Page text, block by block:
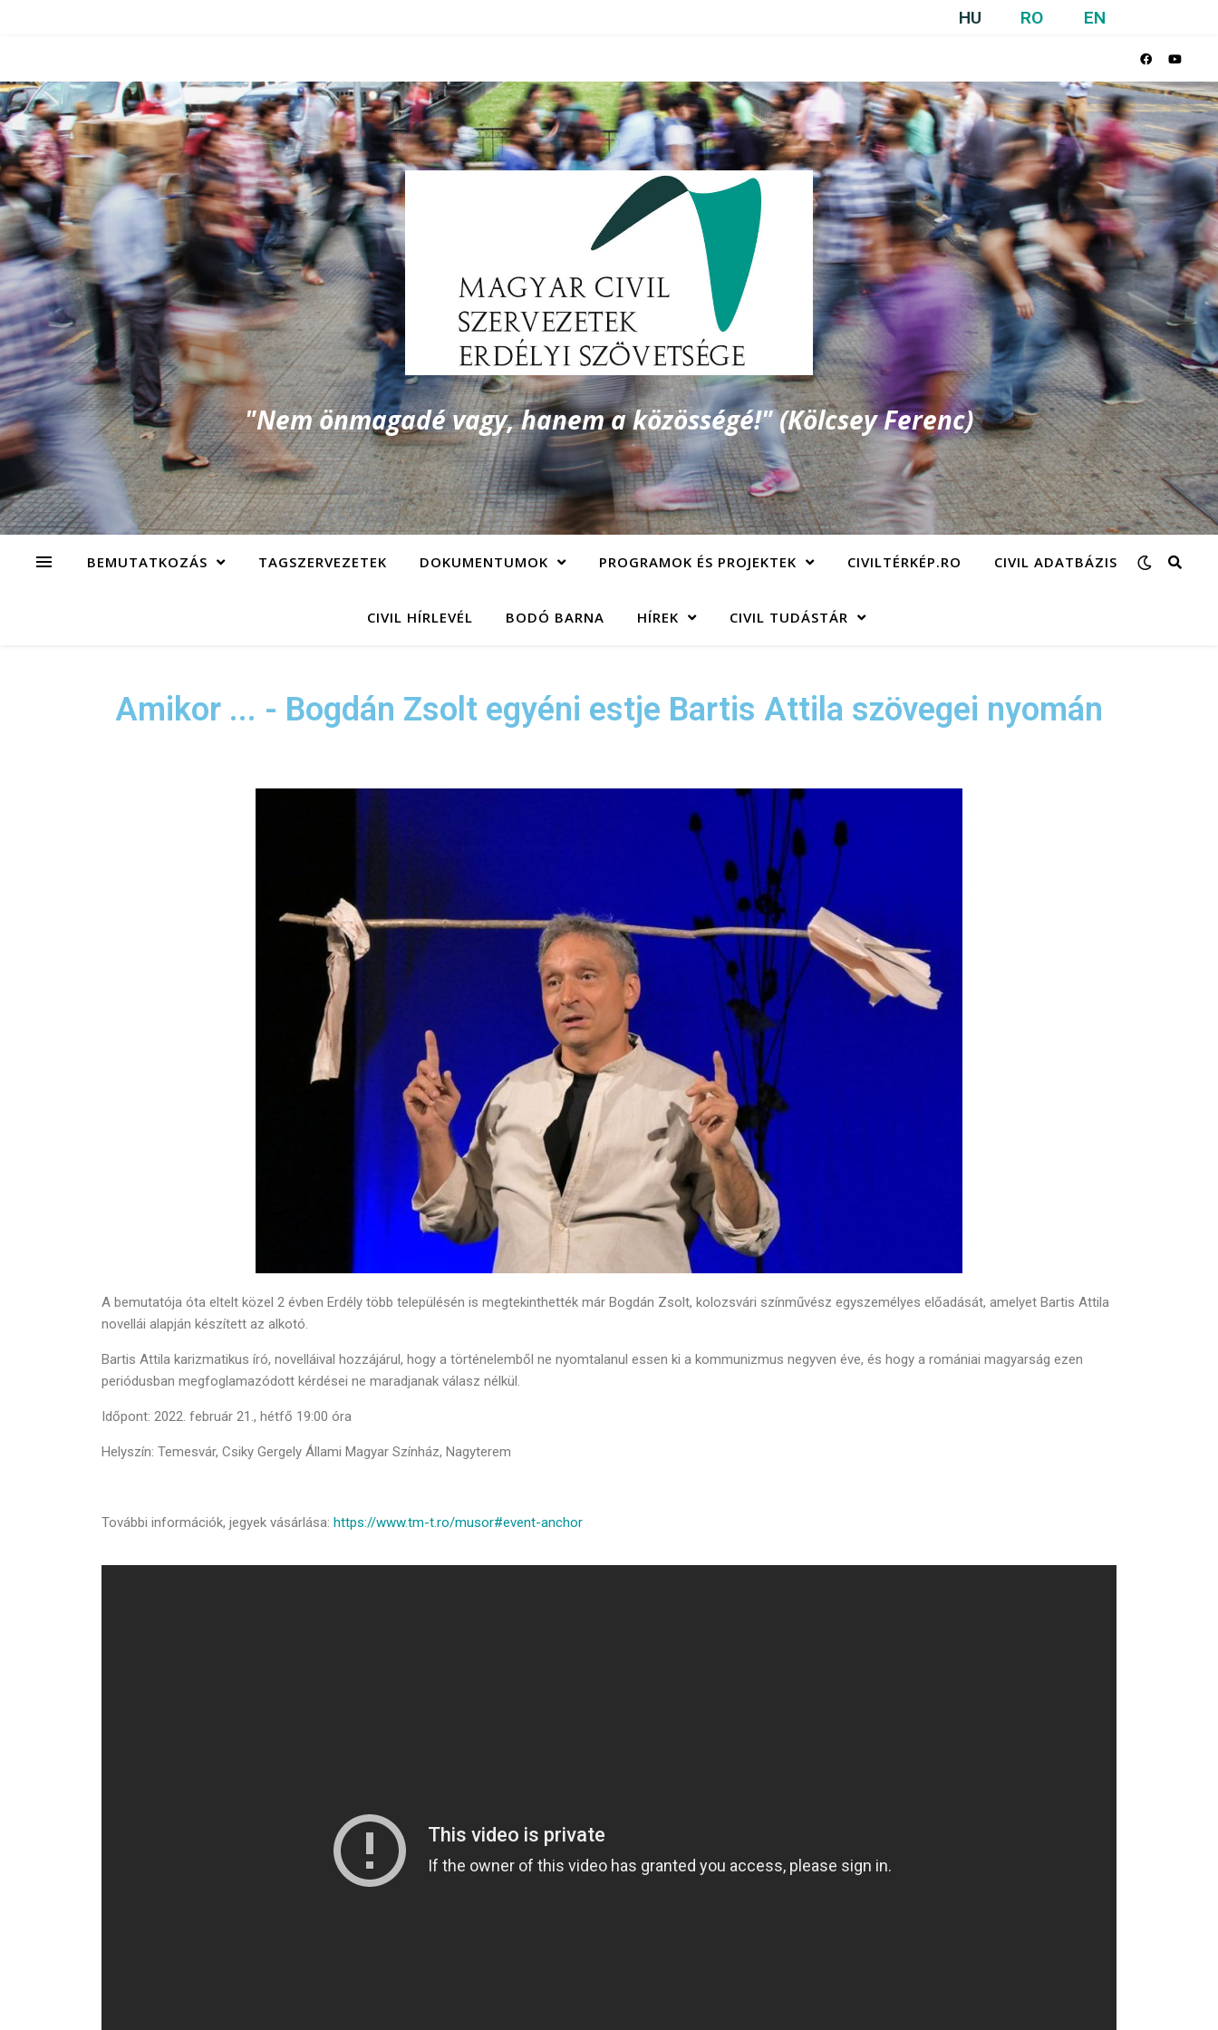
HU RO EN
"Nem önmagadé vagy, hanem a közösségé!" (Kölcsey Ferenc)
BEMUTATKOZÁS TAGSZERVEZETEK DOKUMENTUMOK PROGRAMOK ÉS PROJEKTEK CIVILTÉRKÉP.RO CIVIL ADATBÁZIS
CIVIL HÍRLEVÉL BODÓ BARNA HÍREK CIVIL TUDÁSTÁR
Amikor ... - Bogdán Zsolt egyéni estje Bartis Attila szövegei nyomán
A bemutatója óta eltelt közel 2 évben Erdély több településén is megtekinthették már Bogdán Zsolt, kolozsvári színművész egyszemélyes előadását, amelyet Bartis Attila
novellái alapján készített az alkotó.
Bartis Attila karizmatikus író, novelláival hozzájárul, hogy a történelemből ne nyomtalanul essen ki a kommunizmus negyven éve, és hogy a romániai magyarság ezen
periódusban megfoglamazódott kérdései ne maradjanak válasz nélkül.
Időpont: 2022. február 21., hétfő 19:00 óra
Helyszín: Temesvár, Csiky Gergely Állami Magyar Színház, Nagyterem
További információk, jegyek vásárlása: https://www.tm-t.ro/musor#event-anchor